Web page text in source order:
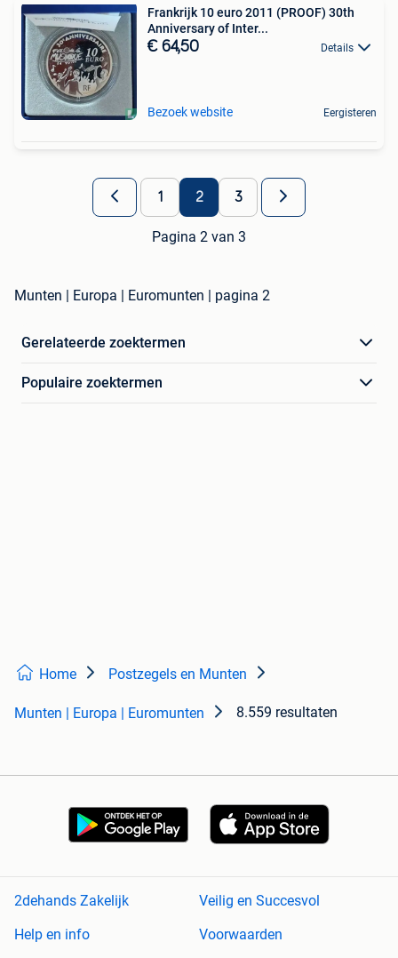
Frankrijk 10 euro 2011 (PROOF) 30th
Anniversary of Inter...
€ 64,50 Details
Bezoek website Eergisteren
1 2 3
Pagina 2 van 3
Munten | Europa | Euromunten | pagina 2
Gerelateerde zoektermen
Populaire zoektermen
Home Postzegels en Munten
Munten | Europa | Euromunten 8.559 resultaten
2dehands Zakelijk
Veilig en Succesvol
Help en info
Voorwaarden